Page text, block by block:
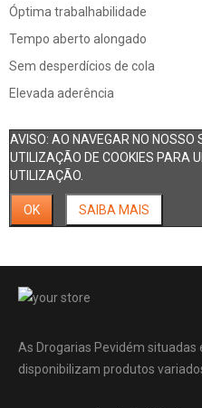
Óptima trabalhabilidade
Tempo aberto alongado
Sem desperdícios de cola
Elevada aderência
AVISO: AO NAVEGAR NO NOSSO
UTILIZAÇÃO DE COOKIES PARA
UTILIZAÇÃO.
OK SAIBA MAIS
As Drogarias Pevidém situadas
disponibilizam produtos